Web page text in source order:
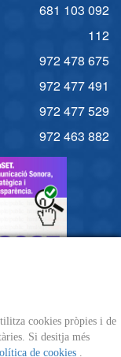
681 103 092
112
972 478 675
972 477 491
972 477 529
972 463 882
cookies pròpies i de
Si desitja més
de cookies .